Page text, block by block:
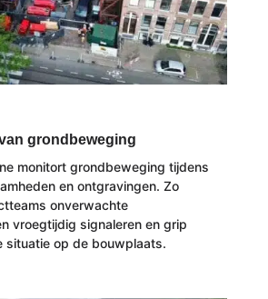
grondbeweging
monitort grondbeweging tijdens
en ontgravingen. Zo
onverwachte
vroegtijdig signaleren en grip
situatie op de bouwplaats.